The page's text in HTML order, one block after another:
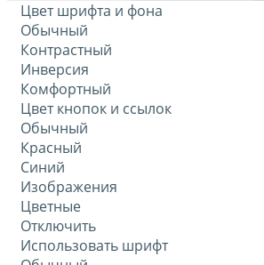
Цвет шрифта и фона
Обычный
Контрастный
Инверсия
Комфортный
Цвет кнопок и ссылок
Обычный
Красный
Синий
Изображения
Цветные
Отключить
Использовать шрифт